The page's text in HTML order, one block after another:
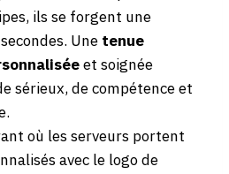
ils se forgent une
Unetenue
et soignée
sérieux, de compétence et
où les serveurs portent
avec le logo de